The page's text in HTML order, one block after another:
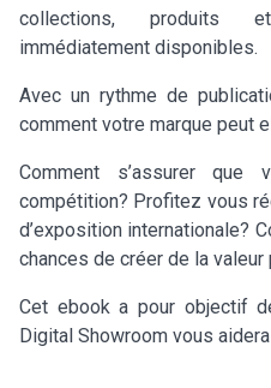
collections, produits
immédiatement disponibles.
Avec un rythme de
comment votre marque peut
Comment s’assurer
compétition? Profitez vous
d’exposition internationale?
chances de créer de la valeur
Cet ebook a pour objectif
Digital Showroom vous